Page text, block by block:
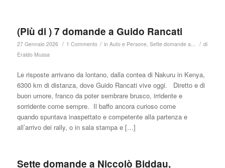
(Più di ) 7 domande a Guido Rancati
27 Gennaio 2026 / 1 Commento / in Auto e Persone, Sette domande a... / di
Eraldo Mussa
Le risposte arrivano da lontano, dalla contea di Nakuru in Kenya,
6300 km di distanza, dove Guido Rancati vive oggi. Diretto e di
buon umore, franco da poter sembrare brusco, irridente e
sorridente come sempre. Il baffo ancora curioso come
quando spuntava inaspettato e competente alla partenza e
all’arrivo dei rally, o in sala stampa e […]
Sette domande a Niccolò Biddau,